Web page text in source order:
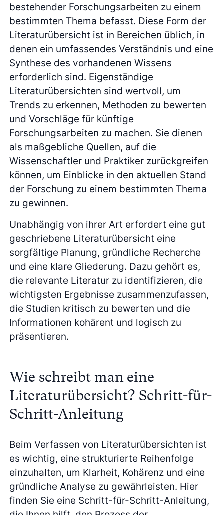
bestehender Forschungsarbeiten zu einem
bestimmten Thema befasst. Diese Form der
Literaturübersicht ist in Bereichen üblich, in
denen ein umfassendes Verständnis und eine
Synthese des vorhandenen Wissens
erforderlich sind. Eigenständige
Literaturübersichten sind wertvoll, um
Trends zu erkennen, Methoden zu bewerten
und Vorschläge für künftige
Forschungsarbeiten zu machen. Sie dienen
als maßgebliche Quellen, auf die
Wissenschaftler und Praktiker zurückgreifen
können, um Einblicke in den aktuellen Stand
der Forschung zu einem bestimmten Thema
zu gewinnen.
Unabhängig von ihrer Art erfordert eine gut
geschriebene Literaturübersicht eine
sorgfältige Planung, gründliche Recherche
und eine klare Gliederung. Dazu gehört es,
die relevante Literatur zu identifizieren, die
wichtigsten Ergebnisse zusammenzufassen,
die Studien kritisch zu bewerten und die
Informationen kohärent und logisch zu
präsentieren.
Wie schreibt man eine
Literaturübersicht? Schritt-für-
Schritt-Anleitung
Beim Verfassen von Literaturübersichten ist
es wichtig, eine strukturierte Reihenfolge
einzuhalten, um Klarheit, Kohärenz und eine
gründliche Analyse zu gewährleisten. Hier
finden Sie eine Schritt-für-Schritt-Anleitung,